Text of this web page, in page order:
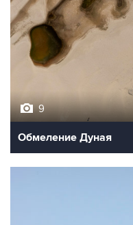
9
Обмеление Дуная